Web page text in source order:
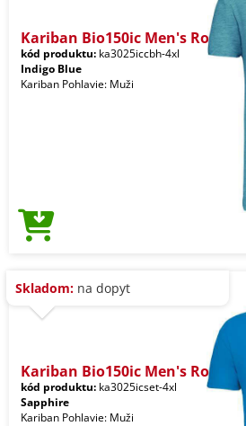
Kariban Bio150ic Men's Ro
kód produktu: ka3025iccbh-4xl
Indigo Blue
Kariban Pohlavie: Muži
Skladom: na dopyt
Kariban Bio150ic Men's Ro
kód produktu: ka3025icset-4xl
Sapphire
Kariban Pohlavie: Muži